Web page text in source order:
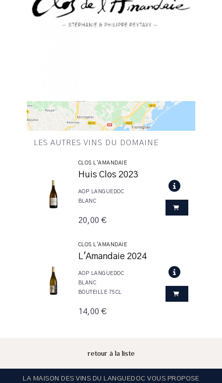
LES AUTRES VINS DU DOMAINE
CLOS L'AMANDAIE
Huis Clos 2023
AOP LANGUEDOC
BLANC
20,00 €
CLOS L'AMANDAIE
L'Amandaie 2024
AOP LANGUEDOC
BLANC
BOUTEILLE 75CL
14,00 €
retour à la liste
LA MAISON DES VINS DU LANGUEDOC VOUS PROPOSE